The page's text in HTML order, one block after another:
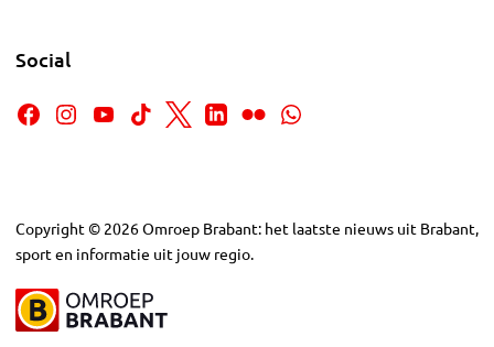
Social
Copyright © 2026Omroep Brabant: het laatste nieuws uit Brabant,
sport en informatie uit jouw regio.